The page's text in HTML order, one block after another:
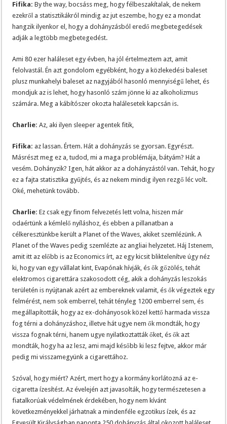
Fifika: By the way, bocsáss meg, hogy félbeszakítalak, de nekem
ezekről a statisztikákról mindig az jut eszembe, hogy ez a mondat
hangzik ilyenkor el, hogy a dohányzásból eredő megbetegedések
adják a legtöbb megbetegedést.
Ami 80 ezer haláleset egy évben, ha jól értelmeztem azt, amit
felolvastál. Én azt gondolom egyébként, hogy a közlekedési baleset
plusz munkahelyi baleset az nagyjából hasonló mennyiségű lehet, és
mondjuk az is lehet, hogy hasonló szám jönne ki az alkoholizmus
számára. Meg a kábítószer okozta halálesetek kapcsán is.
Charlie: Az, aki ilyen sleeper agentek fitik,
Fifika: az lassan. Értem. Hát a dohányzás se gyorsan. Egyrészt.
Másrészt meg ez a, tudod, mi a maga problémája, bátyám? Hát a
vesém. Dohányzik? Igen, hát akkor az a dohányzástól van. Tehát, hogy
ez a fajta statisztika gyűjtés, és az nekem mindig ilyen rezgő léc volt.
Oké, mehetünk tovább.
Charlie: Ez csak egy finom felvezetés lett volna, hiszen már
odaértünk a kémlelő nyíláshoz, és ebben a pillanatban a
célkeresztünkbe került a Planet of the Waves, akiket szemlézünk. A
Planet of the Waves pedig szemlézte az angliai helyzetet. Háj Istenem,
amit itt az előbb is az Economics írt, az egy kicsit bliktelenítve úgy néz
ki, hogy van egy vállalat kint, Evapónak hívják, és ők gőzölés, tehát
elektromos cigarettára szakosodott cég, akik a dohányzás leszokás
területén is nyújtanak azért az embereknek valamit, és ők végeztek egy
felmérést, nem sok emberrel, tehát tényleg 1200 emberrel sem, és
megállapították, hogy az ex-dohányosok közel kettő harmada vissza
fog térni a dohányzáshoz, illetve hát ugye nem ők mondták, hogy
vissza fognak térni, hanem ugye nyilatkoztatták őket, és ők azt
mondták, hogy ha az lesz, ami majd később ki lesz fejtve, akkor már
pedig mi visszamegyünk a cigarettához.
Szóval, hogy miért? Azért, mert hogy a kormány korlátozná az e-
cigaretta ízesítést. Az évelején azt javasolták, hogy természetesen a
fiatalkorúak védelmének érdekében, hogy nem kívánt
következményekkel járhatnak a mindenféle egzotikus ízek, és az